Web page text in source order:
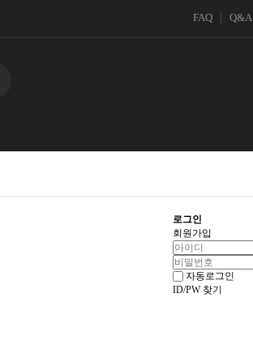
FAQ Q&A
로그인
회원가입
자동로그인
ID/PW 찾기